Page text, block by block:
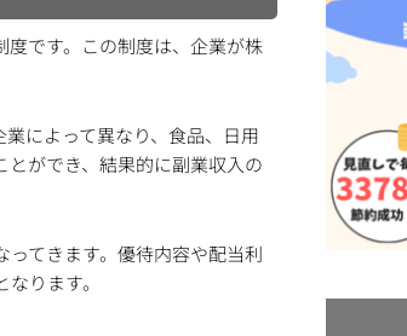
です。この制度は、企業が株
によって異なり、食品、日用
ができ、結果的に副業収入の
てきます。優待内容や配当利
ります。